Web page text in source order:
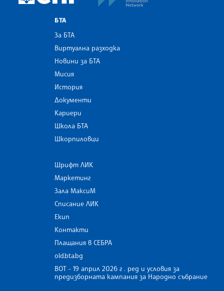
БТА
За БТА
Виртуална разходка
Новини за БТА
Мисия
История
Документи
Кариери
Школа БТА
Шкорпиловци
Шрифт ЛИК
Маркетинг
Зала МаксиМ
Списание ЛИК
Екип
Контакти
Плащания в СЕБРА
old.bta.bg
ВОТ - 19 април 2026 г . ред и условия за
предизборната кампания за Народно събрание